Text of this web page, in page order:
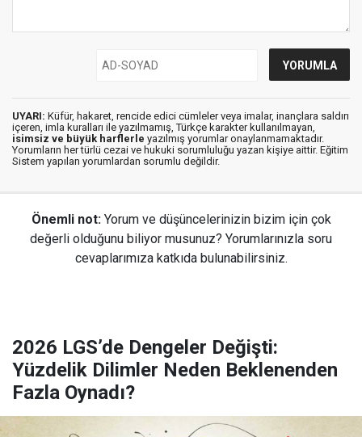
UYARI: Küfür, hakaret, rencide edici cümleler veya imalar, inançlara saldırı
içeren, imla kuralları ile yazılmamış, Türkçe karakter kullanılmayan,
isimsiz ve büyük harflerle yazılmış yorumlar onaylanmamaktadır.
Yorumların her türlü cezai ve hukuki sorumluluğu yazan kişiye aittir. Eğitim
Sistem yapılan yorumlardan sorumlu değildir.
Önemli not: Yorum ve düşüncelerinizin bizim için çok
değerli olduğunu biliyor musunuz? Yorumlarınızla soru
cevaplarımıza katkıda bulunabilirsiniz.
2026 LGS’de Dengeler Değişti:
Yüzdelik Dilimler Neden Beklenenden
Fazla Oynadı?